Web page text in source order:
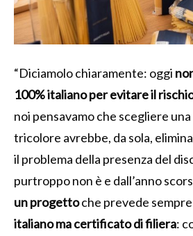
“Diciamolo chiaramente: oggi
100% italiano per evitare il
noi pensavamo che scegliere
tricolore avrebbe, da sola,
il problema della presenza del
purtroppo non è e dall’anno
un progettoche prevede sempre
italiano ma certificato di filiera: